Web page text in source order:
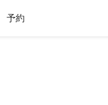
予約